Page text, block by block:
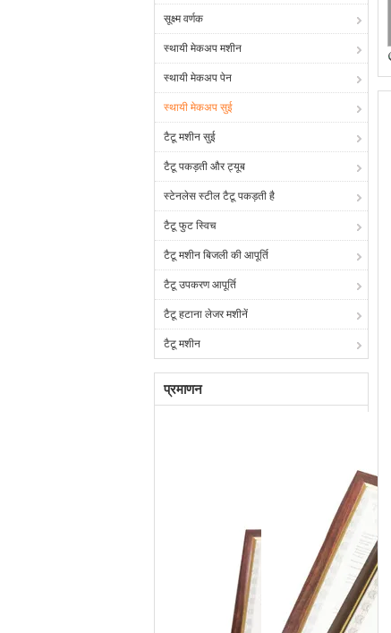
सूक्ष्म वर्णक
स्थायी मेकअप मशीन
स्थायी मेकअप पेन
स्थायी मेकअप सुई
टैटू मशीन सुई
टैटू पकड़ती और ट्यूब
स्टेनलेस स्टील टैटू पकड़ती है
टैटू फुट स्विच
टैटू मशीन बिजली की आपूर्ति
टैटू उपकरण आपूर्ति
टैटू हटाना लेजर मशीनें
टैटू मशीन
प्रमाणन